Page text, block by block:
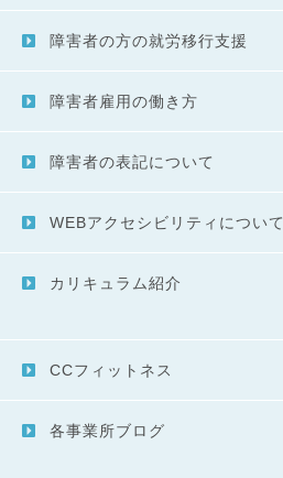
障害者の方の就労移行支援
障害者雇用の働き方
障害者の表記について
WEBアクセシビリティについて
カリキュラム紹介
CCフィットネス
各事業所ブログ